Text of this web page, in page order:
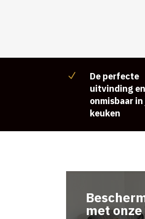
N
De perfecte
uitvinding en
onmisbaar in
keuken
met